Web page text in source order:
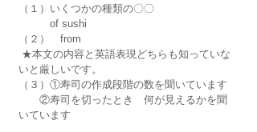
（１）いくつかの種類の〇〇
of sushi
（２）　from
いと厳しいです。
（３）①寿司の作成段階の数を聞いています
②寿司を切ったとき　何が見えるかを聞
いています